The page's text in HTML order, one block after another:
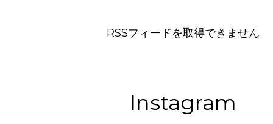
RSSフィードを取得できません
Instagram